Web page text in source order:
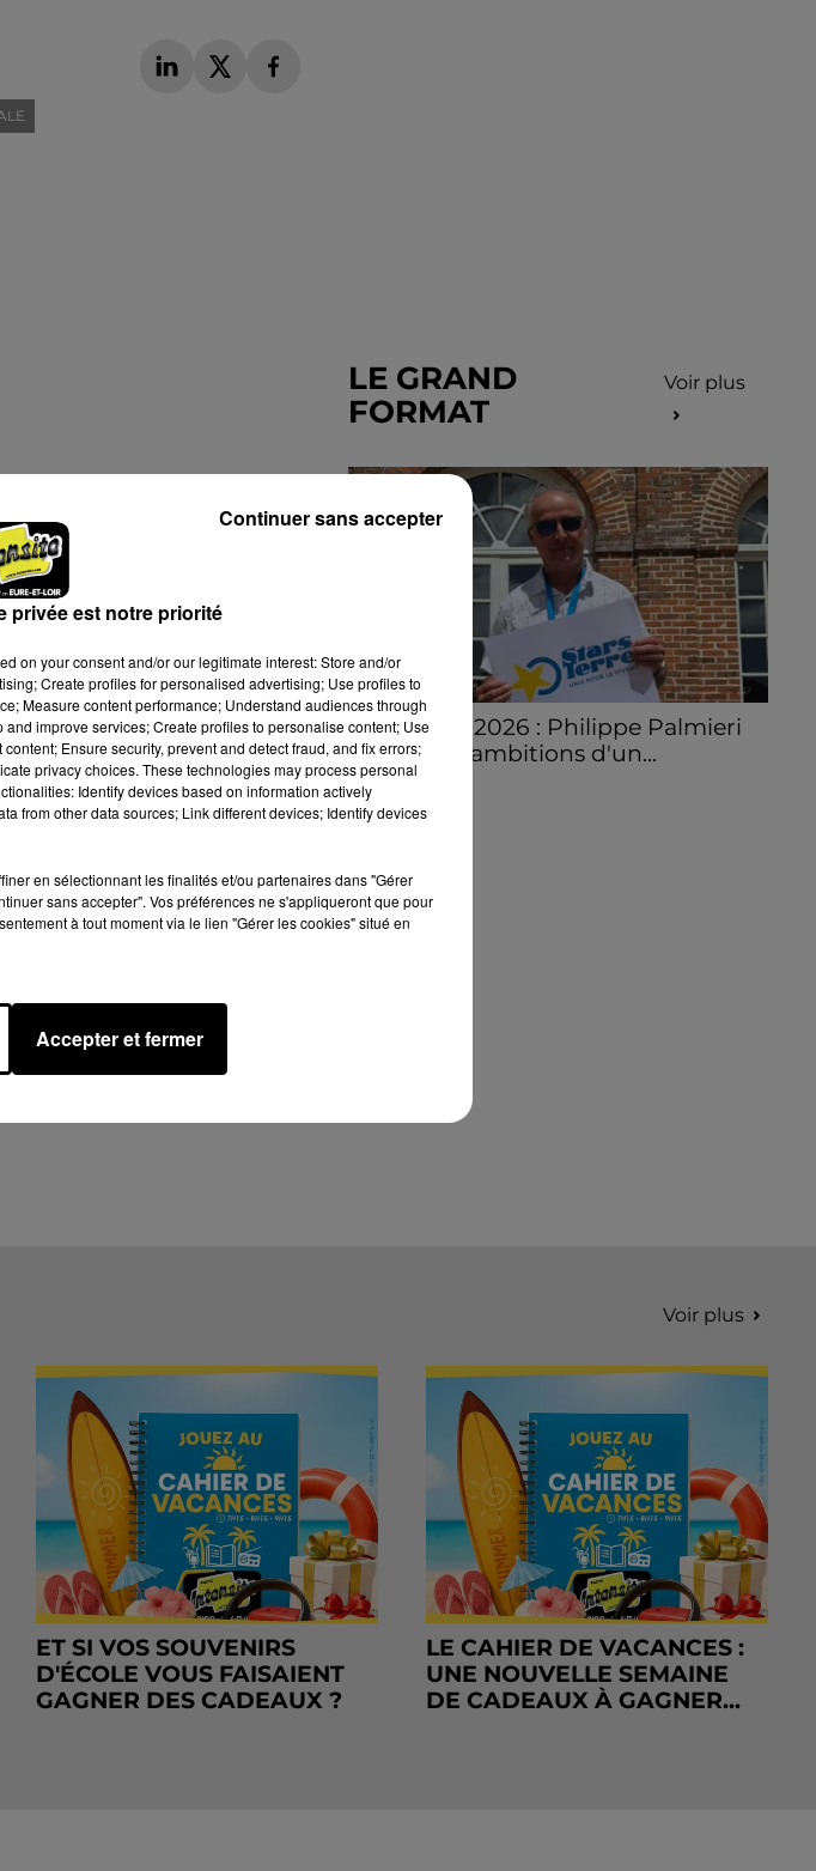
LE GRAND
FORMAT
Voir plus
Stars'Terre 2026 : Philippe Palmieri
dévoile les ambitions d'un...
À quelques semaines de la première
édition de Stars'Terre, organisée du 18 au 20
Voir plus
ET SI VOS SOUVENIRS
D'ÉCOLE VOUS FAISAIENT
GAGNER DES CADEAUX ?
LE CAHIER DE VACANCES :
UNE NOUVELLE SEMAINE
DE CADEAUX À GAGNER...
privée est notre priorité
on your consent and/or our legitimate interest: Store and/or
Create profiles for personalised advertising; Use profiles to
Measure content performance; Understand audiences through
improve services; Create profiles to personalise content; Use
Ensure security, prevent and detect fraud, and fix errors;
privacy choices. These technologies may process personal
Identify devices based on information actively
from other data sources; Link different devices; Identify devices
en sélectionnant les finalités et/ou partenaires dans "Gérer
sans accepter". Vos préférences ne s'appliqueront que pour
à tout moment via le lien "Gérer les cookies" situé en
Accepter et fermer
Continuer sans accepter